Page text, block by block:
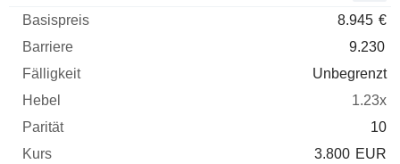
8.945 €
9.230
Unbegrenzt
1.23x
10
3.800 EUR